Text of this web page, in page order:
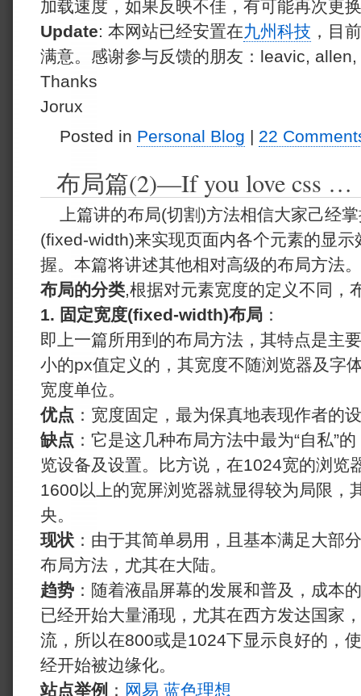
加载速度，如果反映不佳，有可能再次更
Update: 本网站已经安置在九州科技 ，目
满意。感谢参与反馈的朋友：leavic,
Thanks
Jorux
Posted in Personal Blog | 22
布局篇(2)—If you love css …
上篇讲的布局(切割)方法相信大家己经
(fixed-width)来实现页面内各个元素的显
握。本篇将讲述其他相对高级的布局方法。
布局的分类,根据对元素宽度的定义不同，
1. 固定宽度(fixed-width)布局 ：
即上一篇所用到的布局方法，其特点是主
小的px值定义的，其宽度不随浏览器及字
宽度单位。
优点 ：宽度固定，最为保真地表现作者的
缺点 ：它是这几种布局方法中最为“自私”
览设备及设置。比方说，在1024宽的浏览
1600以上的宽屏浏览器就显得较为局限，
央。
现状 ：由于其简单易用，且基本满足大部
布局方法，尤其在大陆。
趋势 ：随着液晶屏幕的发展和普及，成本
已经开始大量涌现，尤其在西方发达国家
流，所以在800或是1024下显示良好的，
经开始被边缘化。
站点举例 ： 网易 蓝色理想